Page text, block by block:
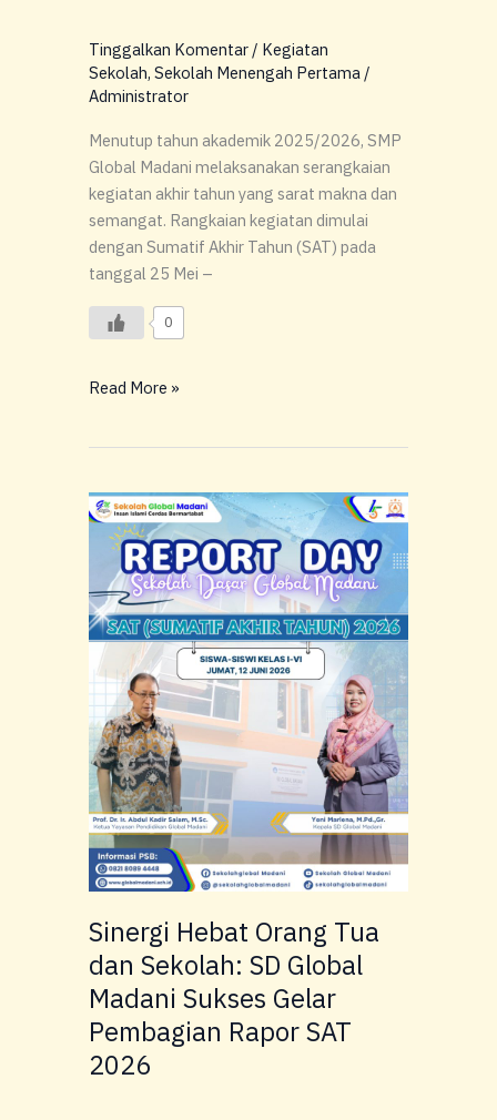
Tinggalkan Komentar / Kegiatan
Sekolah, Sekolah Menengah Pertama /
Administrator
Menutup tahun akademik 2025/2026, SMP
Global Madani melaksanakan serangkaian
kegiatan akhir tahun yang sarat makna dan
semangat. Rangkaian kegiatan dimulai
dengan Sumatif Akhir Tahun (SAT) pada
tanggal 25 Mei –
0
Read More »
Sinergi Hebat Orang Tua
dan Sekolah: SD Global
Madani Sukses Gelar
Pembagian Rapor SAT
2026
Sinergi
Hebat
Orang
Tua
dan
Sekolah:
Global
Madani
Sukses
Gelar
Pembagian
Rapor
SAT
2026